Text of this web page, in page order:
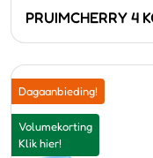
PRUIMCHERRY 4
Dagaanbieding!
Volumekorting
Klik hier!